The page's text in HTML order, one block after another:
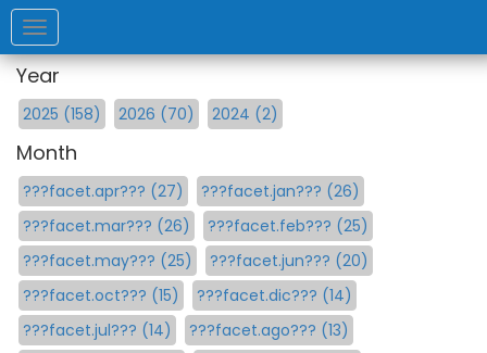
Toggle
navigation
Year
2025 (158) 2026 (70) 2024 (2)
Month
???facet.apr??? (27)
???facet.jan??? (26)
???facet.mar??? (26)
???facet.feb??? (25)
???facet.may??? (25)
???facet.jun??? (20)
???facet.oct??? (15)
???facet.dic??? (14)
???facet.jul??? (14)
???facet.ago??? (13)